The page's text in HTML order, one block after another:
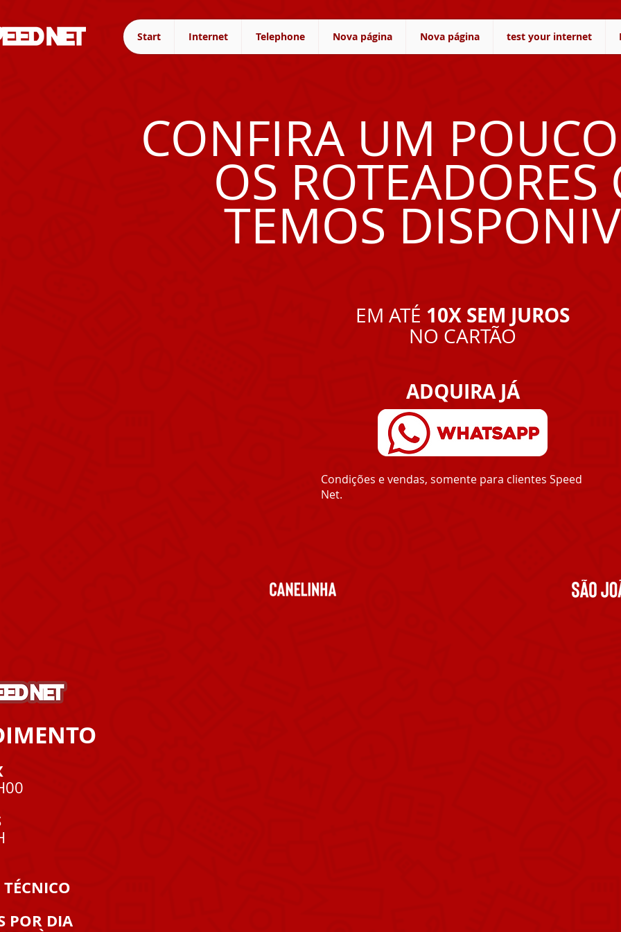
Start Internet Telephone Nova página Nova página test your internet
CONFIRA UM
OS ROTEADORES
TEMOS
EM ATÉ 10X SEM JUROS
NO CARTÃO
ADQUIRA JÁ
Condições e vendas, somente para clientes Speed
Net.
POR DIA